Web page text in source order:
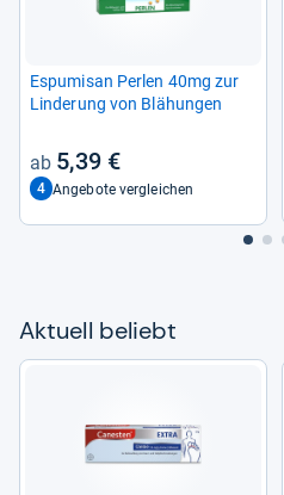
Espu­misan Per­len 40mg zur
Lin­de­rung von Blä­hun­gen
5,39 €
4 Angebote vergleichen
Aktu­ell beliebt